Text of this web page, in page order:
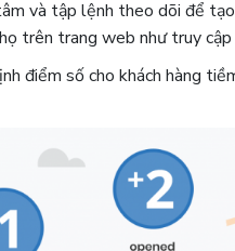
và tập lệnh theo dõi để
trên trang web như truy
điểm số cho khách hàng